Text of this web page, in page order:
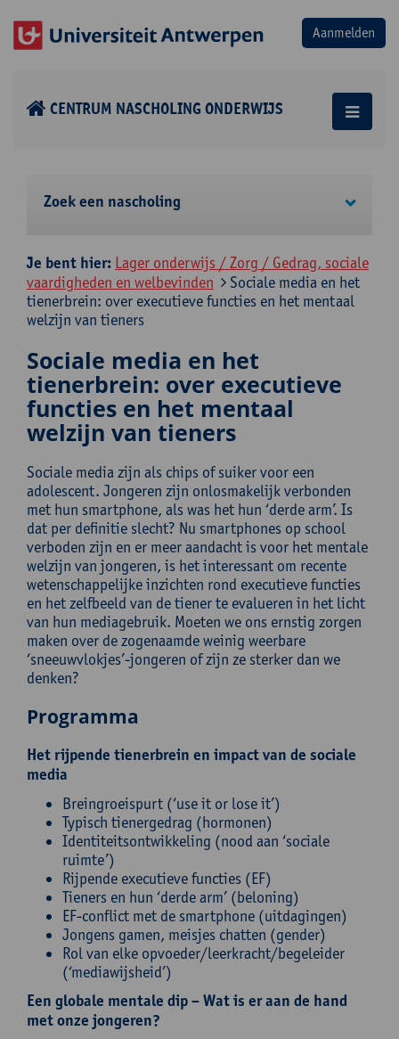
CENTRUM NASCHOLING ONDERWIJS
Zoek een nascholing
Je bent hier: Lager onderwijs / Zorg / Gedrag, sociale
vaardigheden en welbevinden
Sociale media en het
tienerbrein: over executieve functies en het mentaal
welzijn van tieners
Sociale media en het
tienerbrein: over executieve
functies en het mentaal
welzijn van tieners
Sociale media zijn als chips of suiker voor een
adolescent. Jongeren zijn onlosmakelijk verbonden
met hun smartphone, als was het hun ‘derde arm’. Is
dat per definitie slecht? Nu smartphones op school
verboden zijn en er meer aandacht is voor het mentale
welzijn van jongeren, is het interessant om recente
wetenschappelijke inzichten rond executieve functies
en het zelfbeeld van de tiener te evalueren in het licht
van hun mediagebruik. Moeten we ons ernstig zorgen
maken over de zogenaamde weinig weerbare
‘sneeuwvlokjes’-jongeren of zijn ze sterker dan we
denken?
Programma
Het rijpende tienerbrein en impact van de sociale
media
Breingroeispurt (‘use it or lose it’)
Typisch tienergedrag (hormonen)
Identiteitsontwikkeling (nood aan ‘sociale
ruimte’)
Rijpende executieve functies (EF)
Tieners en hun ‘derde arm’ (beloning)
EF-conflict met de smartphone (uitdagingen)
Jongens gamen, meisjes chatten (gender)
Rol van elke opvoeder/leerkracht/begeleider
(‘mediawijsheid’)
Een globale mentale dip – Wat is er aan de hand
met onze jongeren?